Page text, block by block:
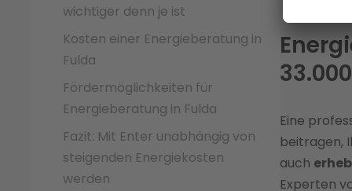
wichtiger denn je ist
Kosten einer Energieberatung in
Fulda
Fördermöglichkeiten für
Energieberatung in Fulda
Fazit: Mit Enter unabhängig von
steigenden Energiekosten
werden
Eine
beitragen,
auch
Experten